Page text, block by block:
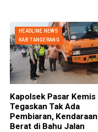
HEADLINE NEWS
KAB TANGERANG
Kapolsek Pasar Kemis
Tegaskan Tak Ada
Pembiaran, Kendaraan
Berat di Bahu Jalan